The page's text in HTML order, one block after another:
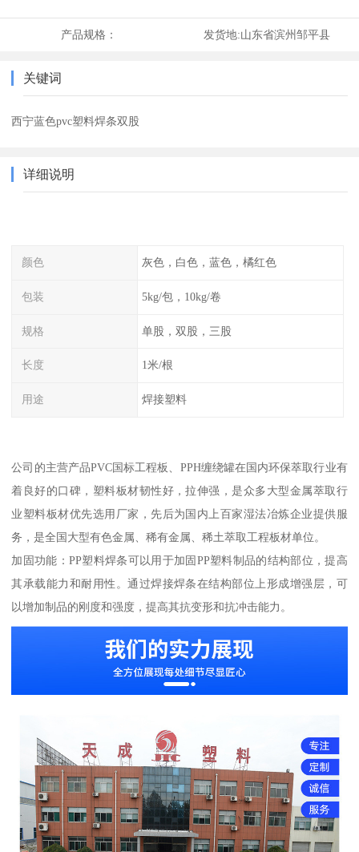
产品规格： 发货地:山东省滨州邹平县
关键词
西宁蓝色pvc塑料焊条双股
详细说明
颜色 灰色，白色，蓝色，橘红色
包装 5kg/包，10kg/卷
规格 单股，双股，三股
长度 1米/根
用途 焊接塑料
公司的主营产品PVC国标工程板、PPH缠绕罐在国内环保萃取行业有
着良好的口碑，塑料板材韧性好，拉伸强，是众多大型金属萃取行
业塑料板材优先选用厂家，先后为国内上百家湿法冶炼企业提供服
务，是全国大型有色金属、稀有金属、稀土萃取工程板材单位。
加固功能：PP塑料焊条可以用于加固PP塑料制品的结构部位，提高
其承载能力和耐用性。通过焊接焊条在结构部位上形成增强层，可
以增加制品的刚度和强度，提高其抗变形和抗冲击能力。